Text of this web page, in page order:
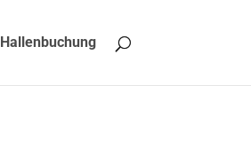
Hallenbuchung